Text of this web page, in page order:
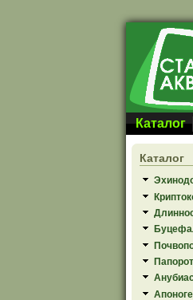
Перейти к основному содержанию
Каталог
Каталог